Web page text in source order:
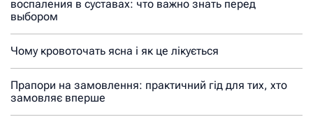
воспаления в суставах: что важно знать перед
выбором
Чому кровоточать ясна і як це лікується
Прапори на замовлення: практичний гід для тих, хто
замовляє вперше